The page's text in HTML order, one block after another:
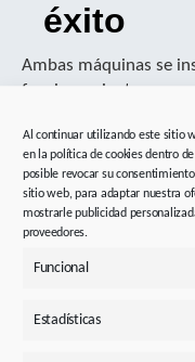
Al continuar utilizando este sitio
en la política de cookies dentro
posible revocar su
sitio web, para adaptar nuestra
mostrarle publicidad
proveedores.
Funcional
Estadísticas
éxito
Ambas máquinas se
funcionamiento en
superado todos los
«Estamos muy
su rendimiento como
máquinas», resume